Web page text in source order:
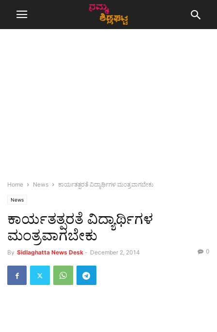
Home News ಕಾರ್ಯತತ್ಪರತೆ ವಿದ್ಯಾರ್ಥಿಗಳ ಮಂತ್ರವಾಗಬೇಕು
News
ಕಾರ್ಯತತ್ಪರತೆ ವಿದ್ಯಾರ್ಥಿಗಳ
ಮಂತ್ರವಾಗಬೇಕು
By Sidlaghatta News Desk - December 2, 2014 0